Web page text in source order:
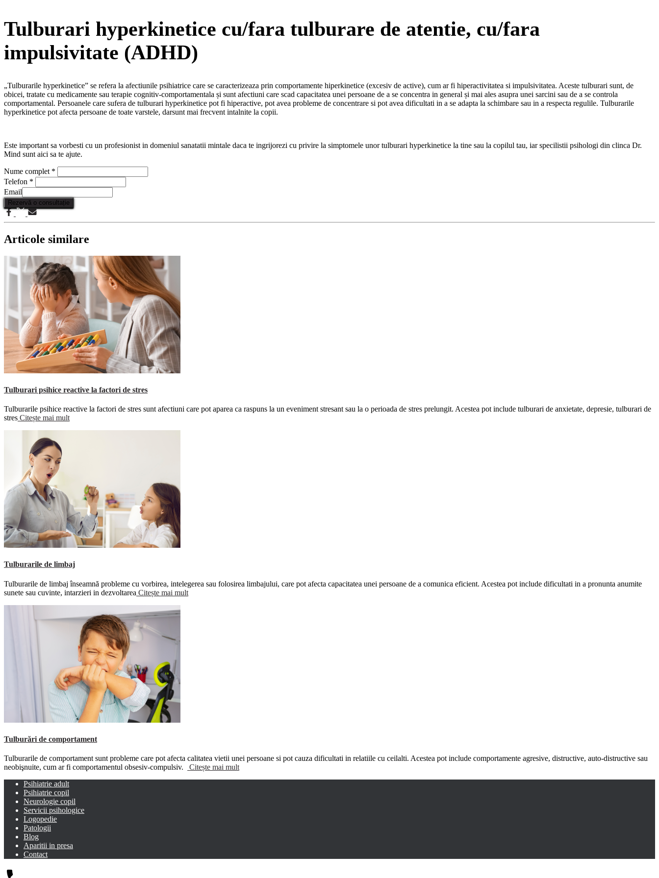
Tulburari hyperkinetice cu/fara tulburare de atentie, cu/fara
impulsivitate (ADHD)
„Tulburarile hyperkinetice” se refera la afectiunile psihiatrice care se caracterizeaza prin comportamente hiperkinetice (excesiv de active), cum ar fi hiperactivitatea si impulsivitatea. Aceste tulburari sunt, de
obicei, tratate cu medicamente sau terapie cognitiv-comportamentala și sunt afectiuni care scad capacitatea unei persoane de a se concentra in general și mai ales asupra unei sarcini sau de a se controla
comportamental. Persoanele care sufera de tulburari hyperkinetice pot fi hiperactive, pot avea probleme de concentrare si pot avea dificultati in a se adapta la schimbare sau in a respecta regulile. Tulburarile
hyperkinetice pot afecta persoane de toate varstele, darsunt mai frecvent intalnite la copii.
Este important sa vorbesti cu un profesionist in domeniul sanatatii mintale daca te ingrijorezi cu privire la simptomele unor tulburari hyperkinetice la tine sau la copilul tau, iar specilistii psihologi din clinca Dr.
Mind sunt aici sa te ajute.
Nume complet *
Telefon *
Email
Rezervă o consultație
Articole similare
Tulburari psihice reactive la factori de stres
Tulburarile psihice reactive la factori de stres sunt afectiuni care pot aparea ca raspuns la un eveniment stresant sau la o perioada de stres prelungit. Acestea pot include tulburari de anxietate, depresie, tulburari de
stres Citește mai mult
Tulburarile de limbaj
Tulburarile de limbaj înseamnă probleme cu vorbirea, intelegerea sau folosirea limbajului, care pot afecta capacitatea unei persoane de a comunica eficient. Acestea pot include dificultati in a pronunta anumite
sunete sau cuvinte, intarzieri in dezvoltarea Citește mai mult
Tulburări de comportament
Tulburarile de comportament sunt probleme care pot afecta calitatea vietii unei persoane si pot cauza dificultati in relatiile cu ceilalti. Acestea pot include comportamente agresive, distructive, auto-distructive sau
neobişnuite, cum ar fi comportamentul obsesiv-compulsiv.
Citește mai mult
Psihiatrie adult
Psihiatrie copil
Neurologie copil
Servicii psihologice
Logopedie
Patologii
Blog
Aparitii in presa
Contact